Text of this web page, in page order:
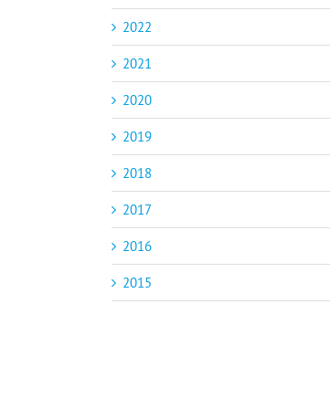
2022
2021
2020
2019
2018
2017
2016
2015